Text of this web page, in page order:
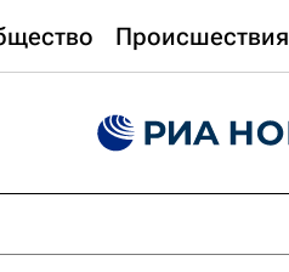
Происшествия